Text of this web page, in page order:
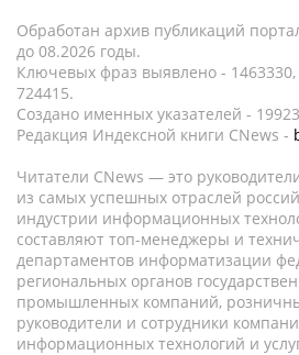
Обработан архив публикаций
до 08.2026 годы.
Ключевых фраз выявлено -
724415.
Создано именных указателей -
Редакция Индексной книги CNews -
Читатели CNews — это
из самых успешных отраслей
индустрии информационных
составляют топ-менеджеры и
департаментов информатизации
региональных органов
промышленных компаний,
руководители и сотрудники
информационных технологий и